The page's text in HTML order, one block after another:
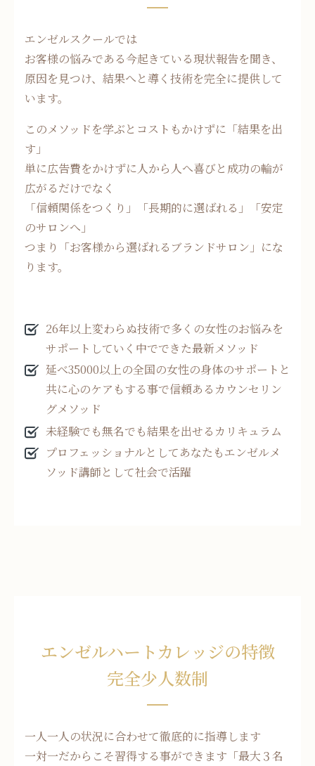
エンゼルスクールでは
お客様の悩みである今起きている現状報告を聞き、
原因を見つけ、結果へと導く技術を完全に提供して
います。
このメソッドを学ぶとコストもかけずに「結果を出
す」
単に広告費をかけずに人から人へ喜びと成功の輪が
広がるだけでなく
「信頼関係をつくり」「長期的に選ばれる」「安定
のサロンへ」
つまり「お客様から選ばれるブランドサロン」にな
ります。
26年以上変わらぬ技術で多くの女性のお悩みを
サポートしていく中でできた最新メソッド
延べ35000以上の全国の女性の身体のサポートと
共に心のケアもする事で信頼あるカウンセリン
グメソッド
未経験でも無名でも結果を出せるカリキュラム
プロフェッショナルとしてあなたもエンゼルメ
ソッド講師として社会で活躍
エンゼルハートカレッジの特徴
完全少人数制
一人一人の状況に合わせて徹底的に指導します
一対一だからこそ習得する事ができます「最大３名